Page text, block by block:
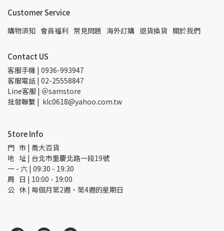
Customer Service
購物須知 會員福利 常見問題 海外訂購 退貨換貨 關於我們
Contact US
客服手機 | 0936-993947
客服電話 | 02-25558847
Line客服 | ＠samstore
批發聯繫 |  klc0618@yahoo.com.tw
Store Info
門   市 | 喬大百貨
地   址 | 台北市重慶北路一段19號
一 - 六 | 09:30 - 19:30
周   日 | 10:00 - 19:00
公   休 | 每個月第2週、第4週的星期日